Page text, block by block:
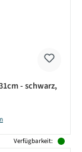
- schwarz,
Verfügbarkeit: